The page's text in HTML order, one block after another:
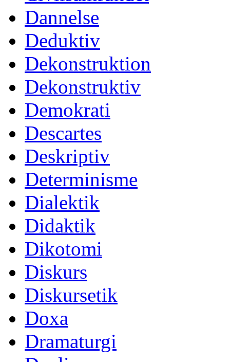
Dannelse
Deduktiv
Dekonstruktion
Dekonstruktiv
Demokrati
Descartes
Deskriptiv
Determinisme
Dialektik
Didaktik
Dikotomi
Diskurs
Diskursetik
Doxa
Dramaturgi